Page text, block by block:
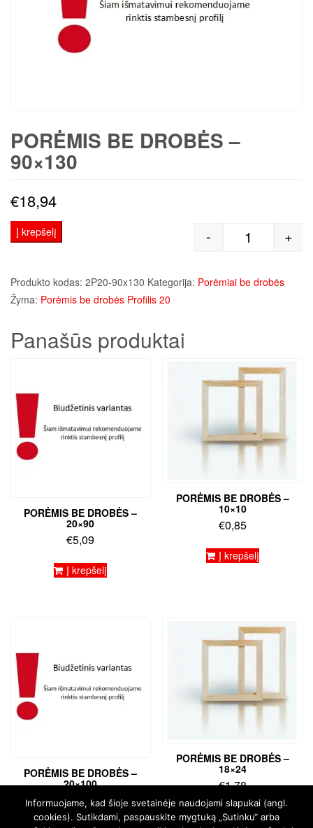
PORĖMIS BE DROBĖS –
90×130
€18,94
produkto
- +
Į krepšelį
Produkto kodas: 2P20-90x130 Kategorija: Porėmiai be drobės
Žyma: Porėmis be drobės Profilis 20
Panašūs produktai
PORĖMIS BE DROBĖS –
20×90
€5,09
Į krepšelį
PORĖMIS BE DROBĖS –
10×10
€0,85
Į krepšelį
PORĖMIS BE DROBĖS –
20×100
€5,51
PORĖMIS BE DROBĖS –
18×24
€1,78
Į krepšelį
Informuojame, kad šioje svetainėje naudojami slapukai (angl.
cookies). Sutikdami, paspauskite mygtuką „Sutinku“ arba